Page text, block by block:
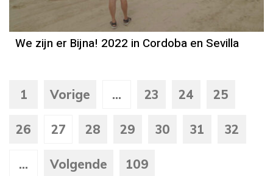
We zijn er Bijna! 2022 in Cordoba en Sevilla
1 Vorige ... 23 24 25
26 27 28 29 30 31 32
... Volgende 109